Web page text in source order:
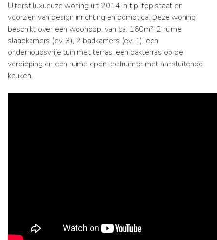
Uiterst luxueuze woning uit 2014 in tip-top staat en
voorzien van design inrichting en domotica. Deze woning
beschikt over een woonopp. van ca. 160m², 2 ruime
slaapkamers (ev. 3), 2 badkamers (ev. 1), een
onderhoudsvrije tuin met terras, een dakterras op de
verdieping en een ruime open leefruimte met aansluitende
keuken.